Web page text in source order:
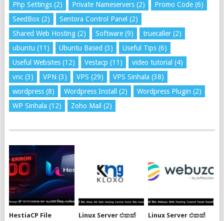
Php Settings(2) Private Nameservers(2) Promo Code(6)
SeedBox(2) Sentora Control Panel (2)
Shared Web Hosting(2) Software(9) truecaller(2)
ubuntu (11) Ubuntu Based (3) Useful Tips(6)
Useful Websites(12) Vestacp (11) video tutorial (4)
vnc(3) VPN (3) VPS (29) VPS Sinhala (38)
wordpress(8) Wordpress Install (2) Wordpress Plugin (2)
WP Sinhala (12) Zoho Mail (2)
HestiaCP File Linux Server එකක් Linux Server එකක්